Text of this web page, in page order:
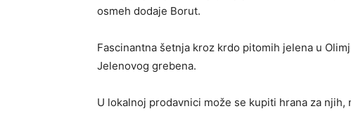
osmeh dodaje Borut.
Fascinantna šetnja kroz krdo pitomih jelena u
Jelenovog grebena.
U lokalnoj prodavnici može se kupiti hrana za